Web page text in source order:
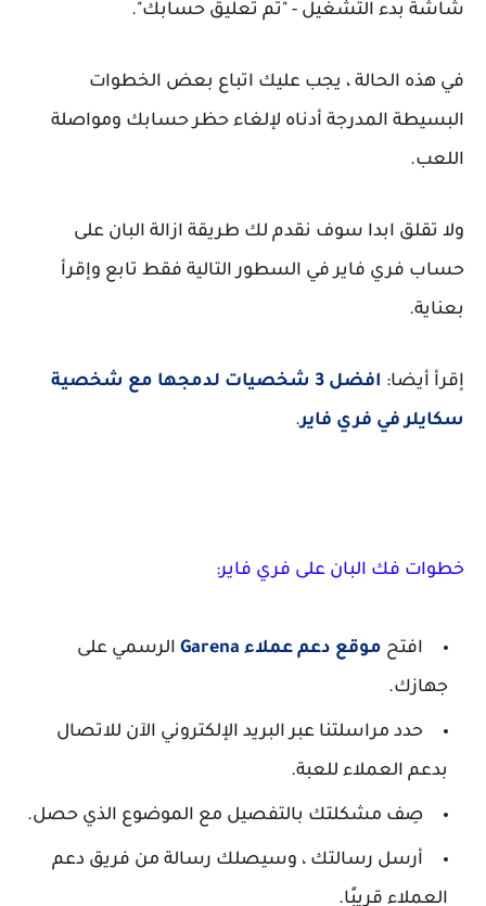
شاشة بدء التشغيل - "تم تعليق حسابك".
في هذه الحالة ، يجب عليك اتباع بعض الخطوات
البسيطة المدرجة أدناه لإلغاء حظر حسابك ومواصلة
اللعب.
ولا تقلق ابدا سوف نقدم لك طريقة ازالة البان على
حساب فري فاير في السطور التالية فقط تابع وإقرأ
بعناية.
إقرأ أيضا:
افضل 3 شخصيات لدمجها مع شخصية
سكايلر في فري فاير.
خطوات فك البان على فري فاير:
افتح موقع دعم عملاء Garena
الرسمي على
جهازك.
حدد مراسلتنا عبر البريد الإلكتروني الآن للاتصال
بدعم العملاء للعبة.
صِف مشكلتك بالتفصيل مع الموضوع الذي حصل.
أرسل رسالتك ، وسيصلك رسالة من فريق دعم
العملاء قريبًا.